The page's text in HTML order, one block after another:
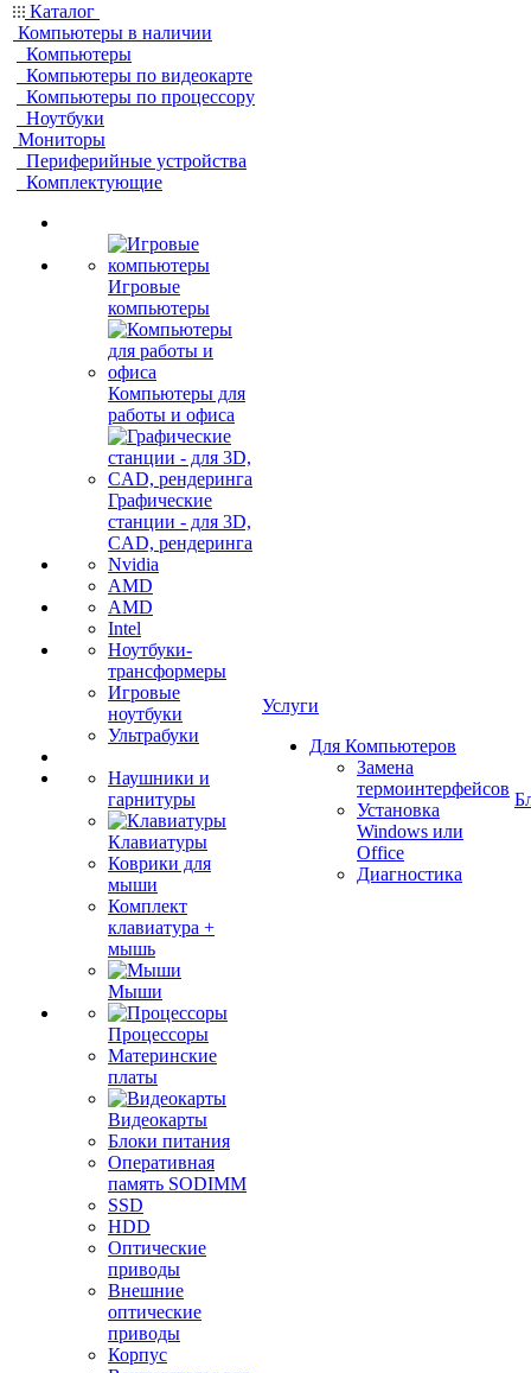
Каталог
Компьютеры в наличии
Компьютеры
Компьютеры по видеокарте
Компьютеры по процессору
Ноутбуки
Мониторы
Периферийные устройства
Комплектующие
Игровые
компьютеры
Компьютеры для
работы и офиса
Графические
станции - для 3D,
CAD, рендеринга
Nvidia
AMD
AMD
Intel
Ноутбуки-
трансформеры
Игровые
ноутбуки
Ультрабуки
Наушники и
гарнитуры
Клавиатуры
Коврики для
мыши
Комплект
клавиатура +
мышь
Мыши
Процессоры
Материнские
платы
Видеокарты
Блоки питания
Оперативная
память SODIMM
SSD
HDD
Оптические
приводы
Внешние
оптические
приводы
Корпус
Услуги
Для Компьютеров
Замена
термоинтерфейсов
Установка
Windows или
Office
Диагностика